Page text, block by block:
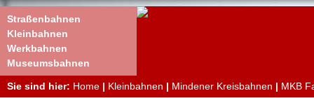
Straßenbahnen
Kleinbahnen
Werkbahnen
Museumsbahnen
Sie sind hier: Home | Kleinbahnen | Mindener Kreisbahnen | MKB